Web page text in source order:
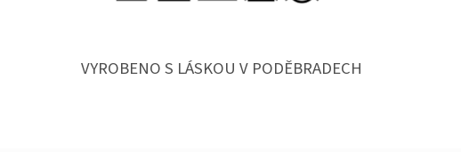
VYROBENO S LÁSKOU V PODĚBRADECH